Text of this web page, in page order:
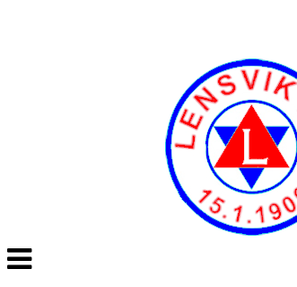
Veksle
navigasjon